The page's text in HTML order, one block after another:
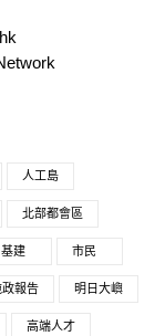
人工島
北部都會區
基建 市民
政報告 明日大嶼
高端人才